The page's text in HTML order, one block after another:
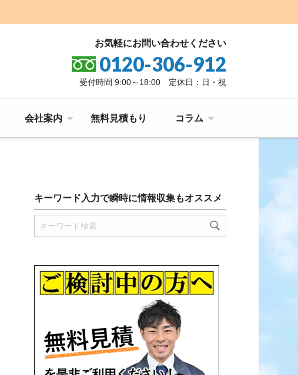
お気軽にお問い合わせください
0120-306-912
受付時間 9:00～18:00 定休日：日・祝
会社案内 無料見積もり コラム
キーワード入力で瞬時に情報収集もオススメ